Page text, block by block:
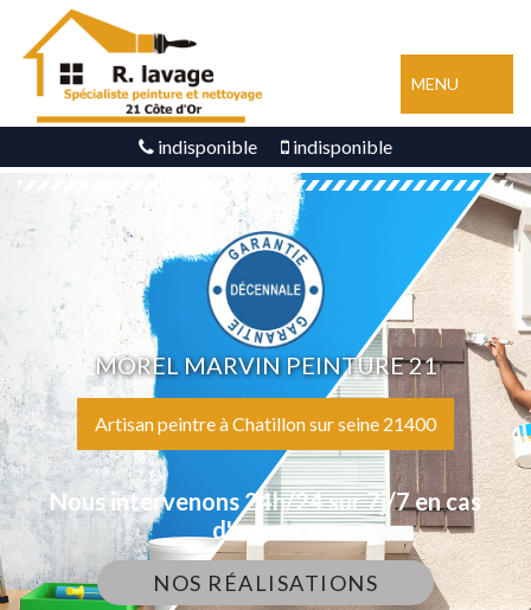
MENU
indisponible indisponible
MOREL MARVIN PEINTURE 21
Artisan peintre à Chatillon sur seine 21400
Nous intervenons 24h/24 sur 7j/7 en cas
d'urgence
NOS RÉALISATIONS